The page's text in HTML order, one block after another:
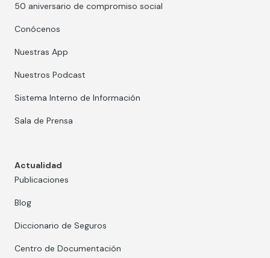
50 aniversario de compromiso social
Conócenos
Nuestras App
Nuestros Podcast
Sistema Interno de Información
Sala de Prensa
Actualidad
Publicaciones
Blog
Diccionario de Seguros
Centro de Documentación